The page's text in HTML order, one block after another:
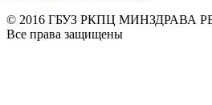
© 2016 ГБУЗ РКПЦ МИНЗДРАВА РБ,
Все права защищены